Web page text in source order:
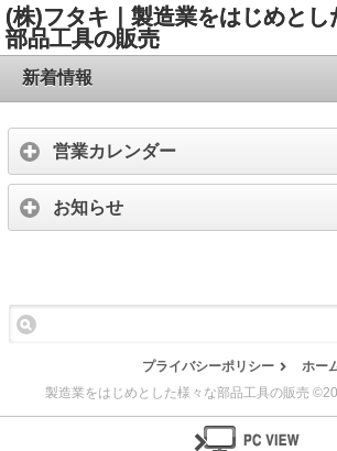
(株)フタキ｜製造業をはじめとし
部品工具の販売
新着情報
営業カレンダー
お知らせ
プライバシーポリシー
ホー
製造業をはじめとした様々な部品工具の販売